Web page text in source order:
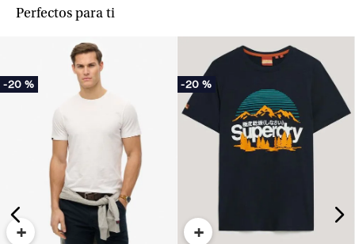
Perfectos para ti
-20 %
+
-20 %
+